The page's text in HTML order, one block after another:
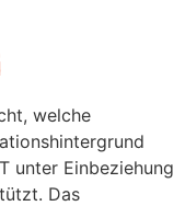
welche
unter Einbeziehung
Das